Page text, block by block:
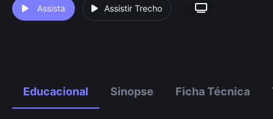
Assista Assistir Trecho
Educacional Sinopse Ficha Técnica